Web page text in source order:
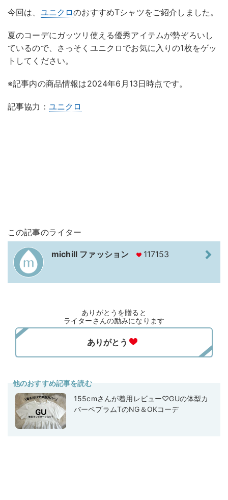
今回は、 ユニクロのおすすめTシャツをご紹介しました。
夏のコーデにガッツリ使える優秀アイテムが勢ぞろいし
ているので、さっそくユニクロでお気に入りの1枚をゲッ
トしてください。
※記事内の商品情報は2024年6月13日時点です。
記事協力： ユニクロ
この記事のライター
michill ファッション 117153
ありがとうを贈ると
ライターさんの励みになります
他のおすすめ記事を読む
155cmさんが着用レビュー♡GUの体型カ
バーペプラムTのNG＆OKコーデ